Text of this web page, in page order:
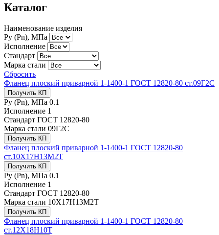
Каталог
Наименование изделия
Ру (Рn), МПа
Исполнение
Стандарт
Марка стали
Сбросить
Фланец плоский приварной 1-1400-1 ГОСТ 12820-80 ст.09Г2С
Получить КП
Ру (Рn), МПа 0.1
Исполнение 1
Стандарт ГОСТ 12820-80
Марка стали 09Г2С
Получить КП
Фланец плоский приварной 1-1400-1 ГОСТ 12820-80
ст.10Х17Н13М2Т
Получить КП
Ру (Рn), МПа 0.1
Исполнение 1
Стандарт ГОСТ 12820-80
Марка стали 10Х17Н13М2Т
Получить КП
Фланец плоский приварной 1-1400-1 ГОСТ 12820-80
ст.12Х18Н10Т